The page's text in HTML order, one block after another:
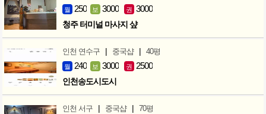
월 250 보 3000 권 3000
청주 터미널 마사지 샾
인천 연수구 | 중국샵 | 40평
월 240 보 3000 권 2500
인천송도시도시
인천 서구 | 중국샵 | 70평